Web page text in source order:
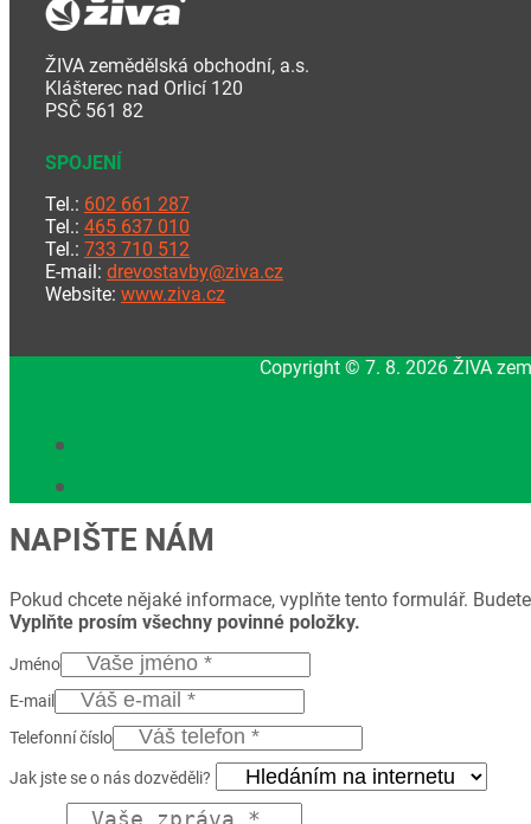
ŽIVA zemědělská obchodní, a.s.
Klášterec nad Orlicí 120
PSČ 561 82
SPOJENÍ
Tel.: 602 661 287
Tel.: 465 637 010
Tel.: 733 710 512
E-mail: drevostavby@ziva.cz
Website: www.ziva.cz
Copyright © 7. 8. 2026 ŽIVA
NAPIŠTE NÁM
Pokud chcete nějaké informace, vyplňte tento formulář.
Vyplňte prosím všechny povinné položky.
Jméno
E-mail
Telefonní číslo
Jak jste se o nás dozvěděli?